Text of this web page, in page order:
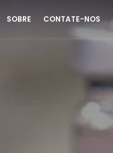
SOBRE CONTATE-NOS